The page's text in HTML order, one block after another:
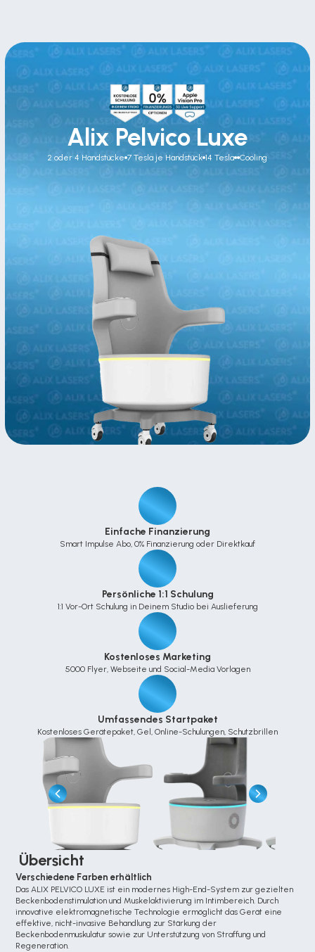
Alix Pelvico Luxe
2 oder 4 Handstücke 7 Tesla je Handstück 14 Tesla Cooling
Einfache Finanzierung
Smart Impulse Abo, 0% Finanzierung oder Direktkauf
Persönliche 1:1 Schulung
1:1 Vor-Ort Schulung in Deinem Studio bei Auslieferung
Kostenloses Marketing
5000 Flyer, Webseite und Social-Media Vorlagen
Umfassendes Startpaket
Kostenloses Gerätepaket, Gel, Online-Schulungen, Schutzbrillen
Übersicht
Verschiedene Farben erhältlich
Das ALIX PELVICO LUXE ist ein modernes High-End-System zur gezielten
Beckenbodenstimulation und Muskelaktivierung im Intimbereich. Durch
innovative elektromagnetische Technologie ermöglicht das Gerät eine
effektive, nicht-invasive Behandlung zur Stärkung der
Beckenbodenmuskulatur sowie zur Unterstützung von Straffung und
Regeneration.